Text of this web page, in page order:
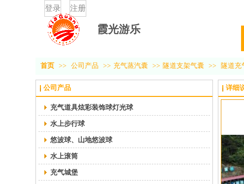
登录 注册
霞光游乐
首页 >> 公司产品 >> 充气蒸汽囊 >> 隧道支架气囊 >> 隧道充
公司产品
充气道具炫彩装饰球灯光球
水上步行球
悠波球、山地悠波球
水上滚筒
充气城堡
详细